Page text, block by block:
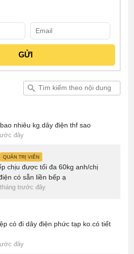
nhiêu kg.dây điện thf sao
đây
QUẢN TRỊ VIÊN
chịu được tối đa 60kg anh/chị
có sẵn liền bếp ạ
trước đây
có đi dây điện phức tạp ko.có tiết
đây